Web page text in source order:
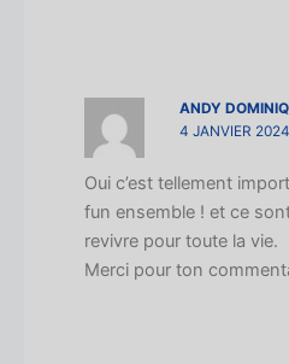
ANDY
4 JANVIER
Oui c’est tellement
fun ensemble ! et ce
revivre pour toute la vie.
Merci pour ton